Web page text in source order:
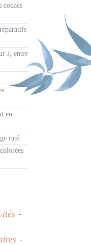
couacs
J, entre
en
raté